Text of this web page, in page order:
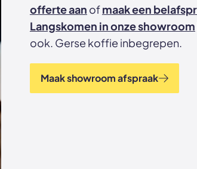
offerte aan ofmaak een
Langskomen in onze showroom
ook. Gerse koffie inbegrepen.
Maak showroom afspraak